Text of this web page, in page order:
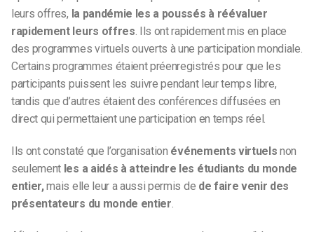
leurs offres, la pandémie les a poussés à réévaluer
rapidement leurs offres. Ils ont rapidement mis en place
des programmes virtuels ouverts à une participation mondiale.
Certains programmes étaient préenregistrés pour que les
participants puissent les suivre pendant leur temps libre,
tandis que d’autres étaient des conférences diffusées en
direct qui permettaient une participation en temps réel.
Ils ont constaté que l’organisation événements virtuelsnon
seulement les a aidés à atteindre les étudiants du monde
entier,mais elle leur a aussi permis de de faire venir des
présentateurs du monde entier.